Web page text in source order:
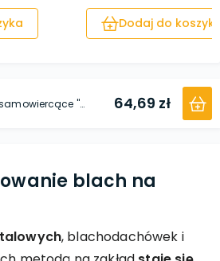
Dodaj do
Wkręty farmerskie samowiercące "Zszywki" do mocowania blach z podkładką EPDM 4,8 x 19 mm grafitowy 64,69 zł
blach na
, blachodachówek i